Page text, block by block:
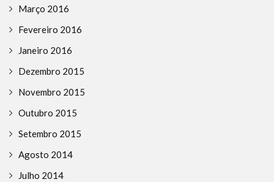
Março 2016
Fevereiro 2016
Janeiro 2016
Dezembro 2015
Novembro 2015
Outubro 2015
Setembro 2015
Agosto 2014
Julho 2014